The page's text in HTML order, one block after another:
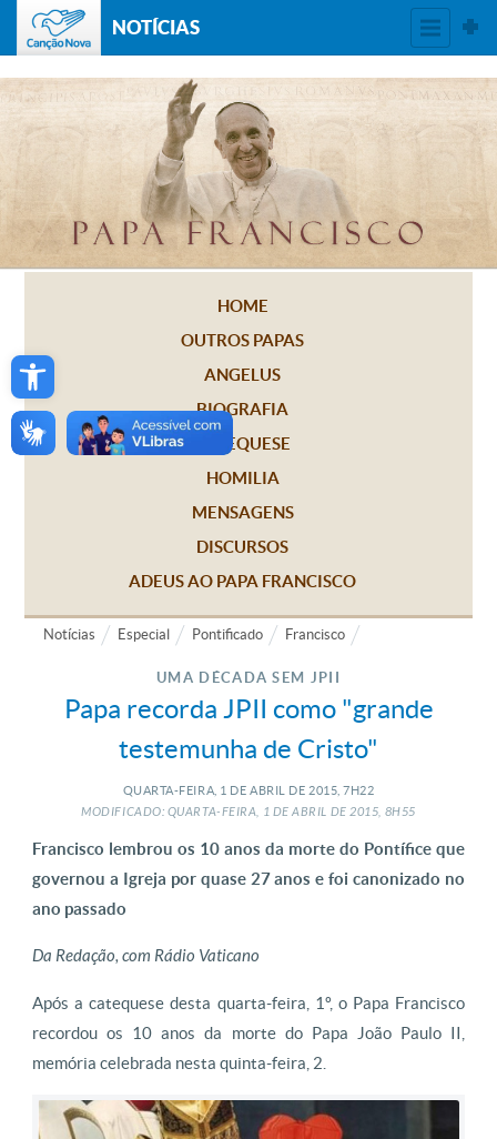
Open toolbar
NOTÍCIAS
HOME
OUTROS PAPAS
ANGELUS
BIOGRAFIA
CATEQUESE
HOMILIA
MENSAGENS
DISCURSOS
ADEUS AO PAPA FRANCISCO
Notícias Especial Pontificado Francisco
UMA DÉCADA SEM JPII
Papa recorda JPII como "grande
testemunha de Cristo"
QUARTA-FEIRA, 1 DE ABRIL DE 2015, 7H22
MODIFICADO: QUARTA-FEIRA, 1 DEABRIL DE2015, 8H55
Francisco lembrou os 10 anos da morte do Pontífice que
governou a Igreja por quase 27 anos e foi canonizado no
ano passado
Da Redação, com Rádio Vaticano
Após a catequese desta quarta-feira, 1º, o Papa Francisco
recordou os 10 anos da morte do Papa João Paulo II,
memória celebrada nesta quinta-feira, 2.